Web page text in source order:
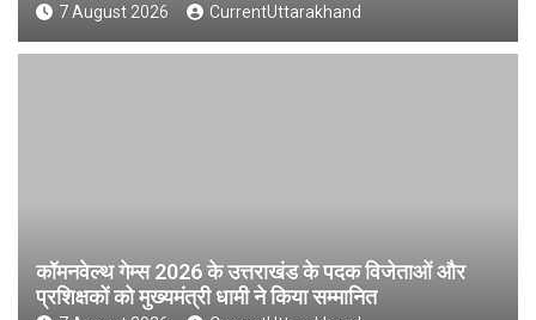
7 August 2026 CurrentUttarakhand
कॉमनवेल्थ गेम्स 2026 के उत्तराखंड के पदक विजेताओं और
प्रशिक्षकों को मुख्यमंत्री धामी ने किया सम्मानित